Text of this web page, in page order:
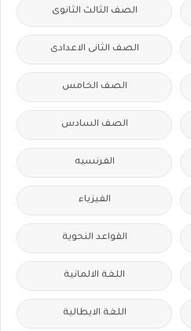
الصف الثالث الثانوى
الصف الثانى الاعدادى
الصف الخامس
الصف السادس
الفرنسيه
الفيزياء
القواعد النحوية
اللغة الالمانية
اللغة الايطالية